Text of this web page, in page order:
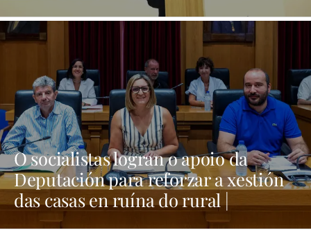
O socialistas logran o apoio da
Deputación para reforzar a xestión
das casas en ruína do rural |
NOTICIAS XINZO